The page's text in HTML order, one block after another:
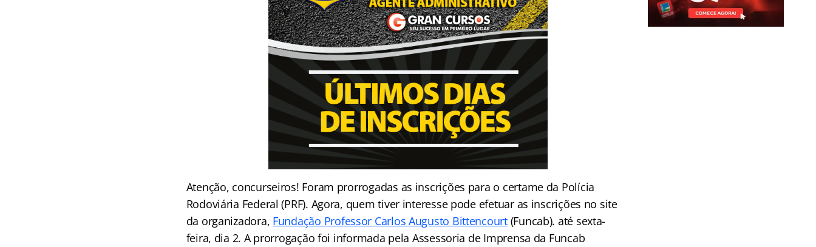
Atenção, concurseiros! Foram prorrogadas as inscrições para o certame da Polícia
Rodoviária Federal (PRF). Agora, quem tiver interesse pode efetuar as inscrições no site
da organizadora, Fundação Professor Carlos Augusto Bittencourt(Funcab). até sexta-
feira, dia 2. A prorrogação foi informada pela Assessoria de Imprensa da Funcab